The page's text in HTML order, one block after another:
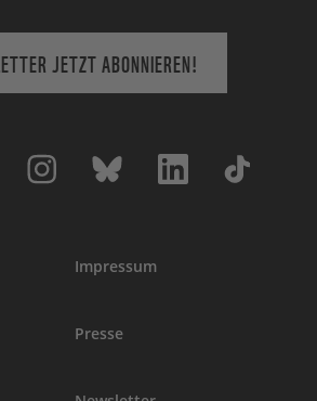
JETZT ABONNIEREN!
Impressum
Presse